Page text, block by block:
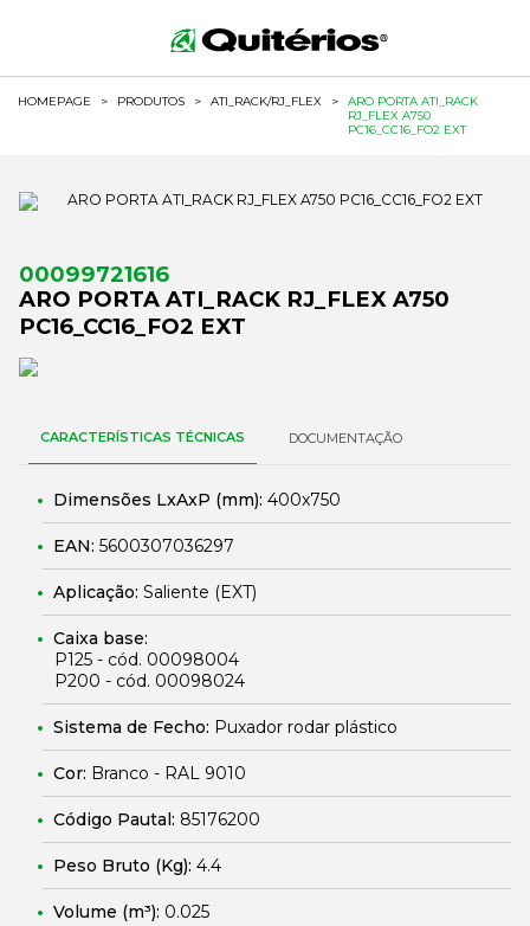
HOMEPAGE > PRODUTOS > ATI_RACK/RJ_FLEX >
ARO PORTA ATI_RACK
RJ_FLEX A750
PC16_CC16_FO2 EXT
00099721616
ARO PORTA ATI_RACK RJ_FLEX A750
PC16_CC16_FO2 EXT
CARACTERÍSTICAS TÉCNICAS DOCUMENTAÇÃO
Dimensões LxAxP (mm): 400x750
EAN: 5600307036297
Aplicação: Saliente (EXT)
Caixa base:
P125 - cód. 00098004
P200 - cód. 00098024
Sistema de Fecho: Puxador rodar plástico
Cor: Branco - RAL 9010
Código Pautal: 85176200
Peso Bruto (Kg): 4.4
Volume (m³): 0.025